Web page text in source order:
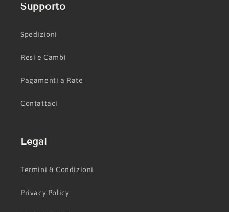
Supporto
Spedizioni
Resi e Cambi
Pagamenti a Rate
Contattaci
Legal
Termini & Condizioni
Privacy Policy